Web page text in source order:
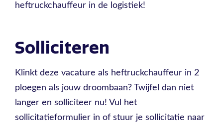
heftruckchauffeur in de logistiek!
Solliciteren
Klinkt deze vacature als heftruckchauffeur in 2
ploegen als jouw droombaan? Twijfel dan niet
langer en solliciteer nu! Vul het
sollicitatieformulier in of stuur je sollicitatie naar